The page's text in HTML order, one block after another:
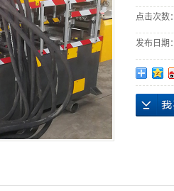
点击次数：
发布日期：